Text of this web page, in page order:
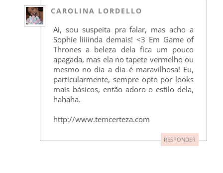
CAROLINA LORDELLO
Ai, sou suspeita pra falar, mas acho a
Sophie liiiinda demais! <3 Em Game of
Thrones a beleza dela fica um pouco
apagada, mas ela no tapete vermelho ou
mesmo no dia a dia é maravilhosa! Eu,
particularmente, sempre opto por looks
mais básicos, então adoro o estilo dela,
hahaha.
http://www.temcerteza.com
RESPONDER